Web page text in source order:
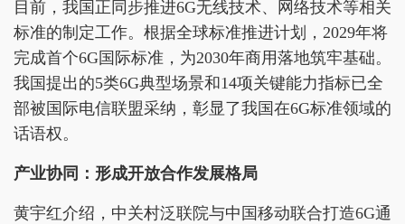
目前，我国正同步推进6G无线技术、网络技术等相关
标准的制定工作。根据全球标准推进计划，2029年将
完成首个6G国际标准，为2030年商用落地筑牢基础。
我国提出的5类6G典型场景和14项关键能力指标已全
部被国际电信联盟采纳，彰显了我国在6G标准领域的
话语权。
产业协同 ：形成开放合作发展格局
黄宇红介绍，中关村泛联院与中国移动联合打造6G通